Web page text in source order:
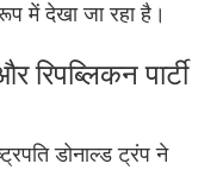
में देखा जा रहा है।
रिपब्लिकन पार्टी
डोनाल्ड ट्रंप ने